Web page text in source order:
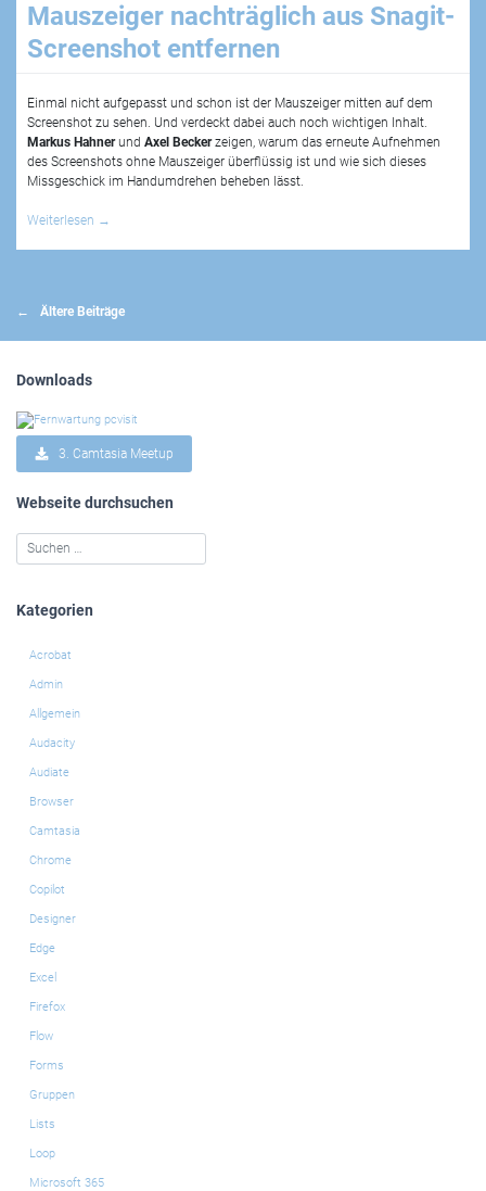
Mauszeiger nachträglich aus Snagit-
Screenshot entfernen
Einmal nicht aufgepasst und schon ist der Mauszeiger mitten auf dem
Screenshot zu sehen. Und verdeckt dabei auch noch wichtigen Inhalt.
Markus Hahnerund Axel Beckerzeigen, warum das erneute Aufnehmen
des Screenshots ohne Mauszeiger überflüssig ist und wie sich dieses
Missgeschick im Handumdrehen beheben lässt.
Weiterlesen →
Beitragsnavigation
Ältere Beiträge
Downloads
3. Camtasia Meetup
Webseite durchsuchen
Kategorien
Acrobat
Admin
Allgemein
Audacity
Audiate
Browser
Camtasia
Chrome
Copilot
Designer
Edge
Excel
Firefox
Flow
Forms
Gruppen
Lists
Loop
Microsoft 365